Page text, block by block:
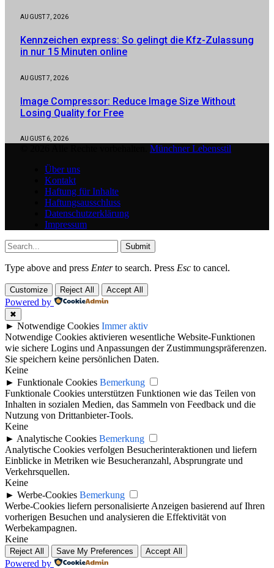
AUGUST 7, 2026
Kennzeichen express: So gelingt die Kfz-Zulassung
in nur 15 Minuten online
AUGUST 7, 2026
Image Compressor: Reduce Image Size Without
Losing Quality for Free
AUGUST 6, 2026
Münchner Lebensstil
Über uns
Kontakt
Haftung für Inhalte
Haftungsausschluss
Datenschutzerklärung
Impressum
Submit
Type above and press Enterto search. Press Esc to cancel.
Customize Reject All Accept All
Powered by
✖
► Notwendige Cookies Immer aktiv
Notwendige Cookies aktivieren wesentliche Website-Funktionen
wie sichere Logins und Anpassungen der Zustimmungspräferenzen.
Sie speichern keine persönlichen Daten.
Keine
► Funktionale Cookies Bemerkung
Funktionale Cookies unterstützen Funktionen wie das Teilen von
Inhalten in sozialen Medien, das Sammeln von Feedback und die
Nutzung von Drittanbieter-Tools.
Keine
► Analytische Cookies Bemerkung
Analytische Cookies verfolgen Besucherinteraktionen und liefern
Einblicke in Metriken wie Besucheranzahl, Absprungrate und
Verkehrsquellen.
Keine
► Werbe-Cookies Bemerkung
Werbe-Cookies liefern personalisierte Anzeigen basierend auf Ihren
vorherigen Besuchen und analysieren die Effektivität von
Werbekampagnen.
Keine
Reject All Save My Preferences Accept All
Powered by